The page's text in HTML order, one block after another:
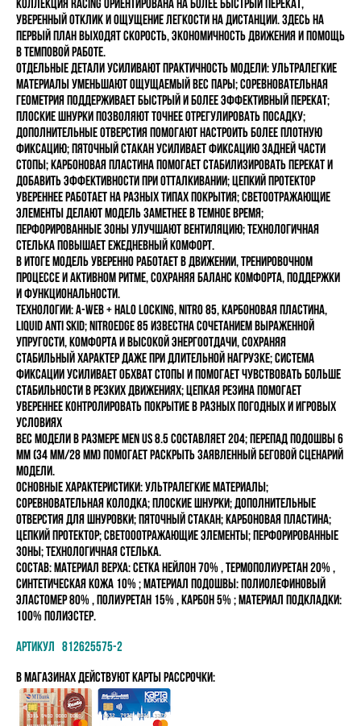
Коллекция RACING ориентирована на более быстрый перекат,
уверенный отклик и ощущение легкости на дистанции. Здесь на
первый план выходят скорость, экономичность движения и помощь
в темповой работе.
Отдельные детали усиливают практичность модели: ультралегкие
материалы уменьшают ощущаемый вес пары; соревновательная
геометрия поддерживает быстрый и более эффективный перекат;
плоские шнурки позволяют точнее отрегулировать посадку;
дополнительные отверстия помогают настроить более плотную
фиксацию; пяточный стакан усиливает фиксацию задней части
стопы; карбоновая пластина помогает стабилизировать перекат и
добавить эффективности при отталкивании; цепкий протектор
увереннее работает на разных типах покрытия; светоотражающие
элементы делают модель заметнее в темное время;
перфорированные зоны улучшают вентиляцию; технологичная
стелька повышает ежедневный комфорт.
В итоге модель уверенно работает в движении, тренировочном
процессе и активном ритме, сохраняя баланс комфорта, поддержки
и функциональности.
Технологии: A-WEB + HALO LOCKING, NITRO 85, КАРБОНОВАЯ ПЛАСТИНА,
LIQUID ANTI SKID; NITROEDGE 85 известна сочетанием выраженной
упругости, комфорта и высокой энергоотдачи, сохраняя
стабильный характер даже при длительной нагрузке; система
фиксации усиливает обхват стопы и помогает чувствовать больше
стабильности в резких движениях; цепкая резина помогает
увереннее контролировать покрытие в разных погодных и игровых
условиях
Вес модели в размере MEN US 8.5 составляет 204; перепад подошвы 6
мм (34 мм/28 мм) помогает раскрыть заявленный беговой сценарий
модели.
Основные характеристики: ультралегкие материалы;
соревновательная колодка; плоские шнурки; дополнительные
отверстия для шнуровки; пяточный стакан; карбоновая пластина;
цепкий протектор; светооотражающие элементы; перфорированные
зоны; технологичная стелька.
состав: Материал верха: Сетка Нейлон 70% , Термополиуретан 20% ,
Синтетическая кожа 10% ; Материал подошвы: Полиолефиновый
эластомер 80% , Полиуретан 15% , Карбон 5% ; Материал подкладки:
100% полиэстер.
Артикул 812625575-2
в магазинах Действуют карты рассрочки: